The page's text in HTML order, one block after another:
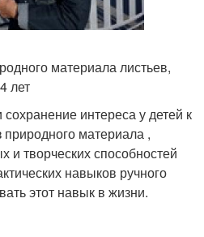
материала листьев,
лет
интереса у детей к
природного материала ,
и творческих способностей
навыков ручного
этот навык в жизни.